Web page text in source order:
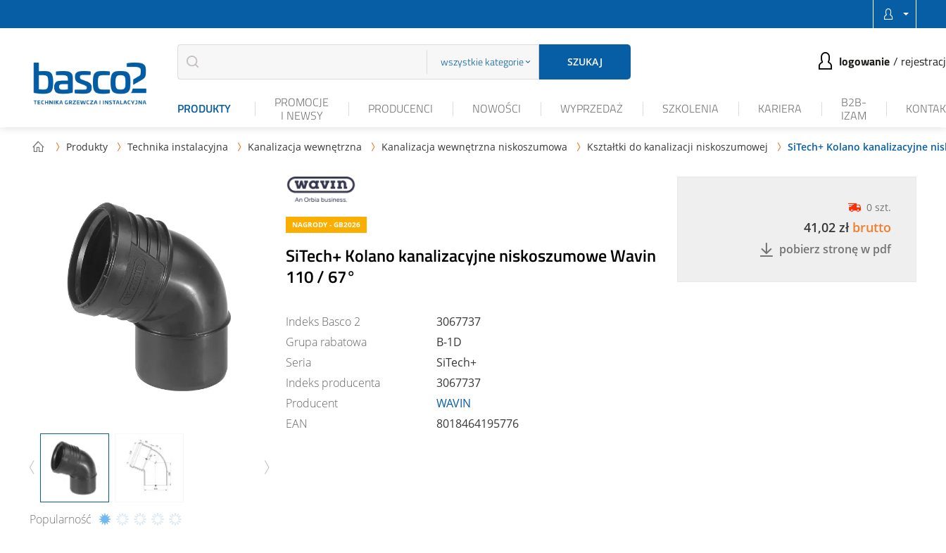
wszystkie kategorie SZUKAJ logowanie
PRODUKTY PROMOCJE
I NEWSY PRODUCENCI NOWOŚCI WYPRZEDAŻ SZKOLENIA KARIERA B2B-
IZAM
 Produkty  Technika instalacyjna  Kanalizacja wewnętrzna  Kanalizacja wewnętrzna niskoszumowa  Kształtki do kanalizacji niskoszumowej  SiTech+ Kolano kanalizacyjne
Popularność
NAGRODY - GB2026
SiTech+ Kolano kanalizacyjne niskoszumowe Wavin
110 / 67°
Indeks Basco 2
3067737
Grupa rabatowa
B-1D
Seria
SiTech+
Indeks producenta
3067737
Producent
WAVIN
EAN
8018464195776
0 szt.
41,02 zł brutto
pobierz stronę w pdf